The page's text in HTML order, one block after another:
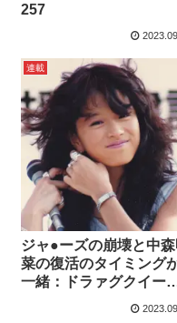
257
連載
ジャ●ーズの崩壊と中森
菜の復活のタイミング
一緒：ドラァグクイー